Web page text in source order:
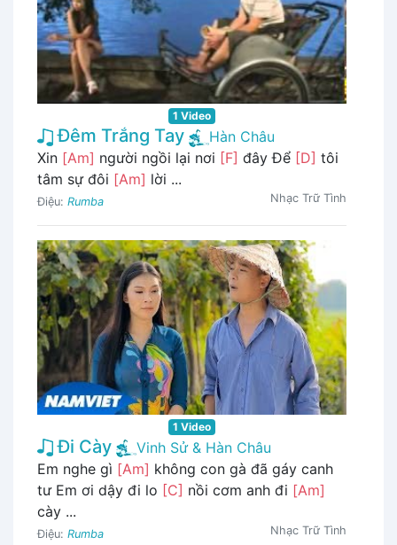
1 Video
Đêm Trắng Tay
Hàn Châu
Xin [Am] người ngồi lại nơi [F] đây Để [D] tôi
tâm sự đôi [Am] lời ...
Điệu: Rumba Nhạc Trữ Tình
1 Video
Đi Cày
Vinh Sử & Hàn Châu
Em nghe gì [Am] không con gà đã gáy canh
tư Em ơi dậy đi lo [C] nồi cơm anh đi [Am]
cày ...
Điệu: Rumba Nhạc Trữ Tình